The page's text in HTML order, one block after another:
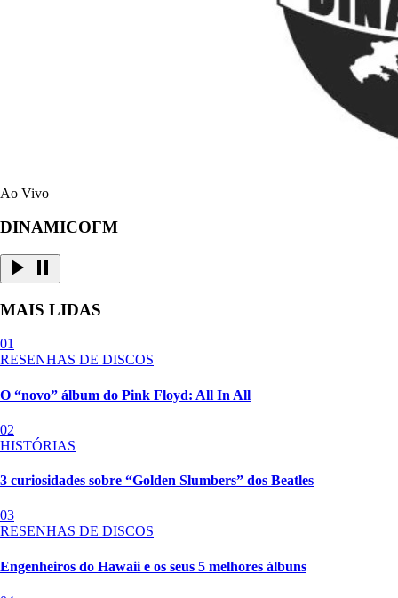
Ao Vivo
DINAMICOFM
MAIS LIDAS
01
RESENHAS DE DISCOS
O “novo” álbum do Pink Floyd: All In All
02
HISTÓRIAS
3 curiosidades sobre “Golden Slumbers” dos Beatles
03
RESENHAS DE DISCOS
Engenheiros do Hawaii e os seus 5 melhores álbuns